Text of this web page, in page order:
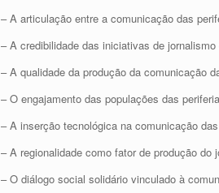
– A articulação entre a comunicação das
– A credibilidade das iniciativas de
– A qualidade da produção da comunicação
– O engajamento das populações das
– A inserção tecnológica na comunicação
– A regionalidade como fator de produção do
– O diálogo social solidário vinculado à